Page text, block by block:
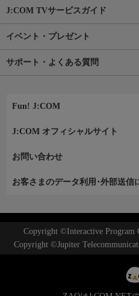
J:COM TVサービスガイド
イベント・プレゼント
サポート・よくある質問
Fun! J:COM
J:COM オフィシャルサイト
お問い合わせ
お客さまのデータ利用･外部送信
Copyright ©Interactive Program
Copyright ©Jupiter